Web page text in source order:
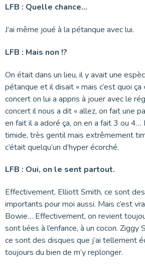
LFB : Quelle chance…
J’ai même joué à la pétanque avec lui.
LFB : Mais non !?
On était dans un lieu, il y avait une
pétanque et il disait « mais c’est quoi
concert on lui a appris à jouer avec le
concert il nous a dit « allez, on fait une
en fait il a adoré ça, on en a fait 3 ou
timide, très gentil mais extrêmement
c’était quelqu’un d’hyper écorché.
LFB : Oui, on le sent partout.
Effectivement, Elliott Smith, ce sont
importants pour moi aussi. Mais c’est
Bowie… Effectivement, on revient
sont liées à l’enfance, à un cocon. Ziggy
ce sont des disques que j’ai tellement
toujours du bien de m’y replonger.